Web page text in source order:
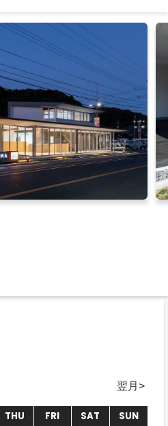
翌月
THU FRI SAT SUN